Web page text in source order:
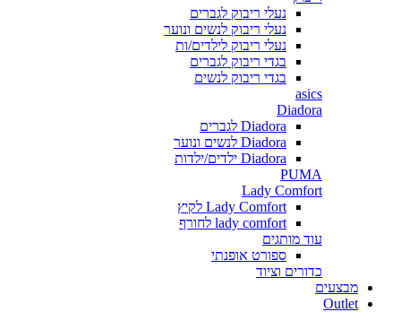
נעלי ריבוק לגברים
נעלי ריבוק לנשים ונוער
נעלי ריבוק לילדים/ות
בגדי ריבוק לגברים
בגדי ריבוק לנשים
asics
Diadora
Diadora לגברים
Diadora לנשים ונוער
Diadora ילדים/ילדות
PUMA
Lady Comfort
Lady Comfort לקיץ
lady comfort לחורף
עוד מותגים
ספורט אופנתי
כדורים וציוד
מבצעים
Outlet